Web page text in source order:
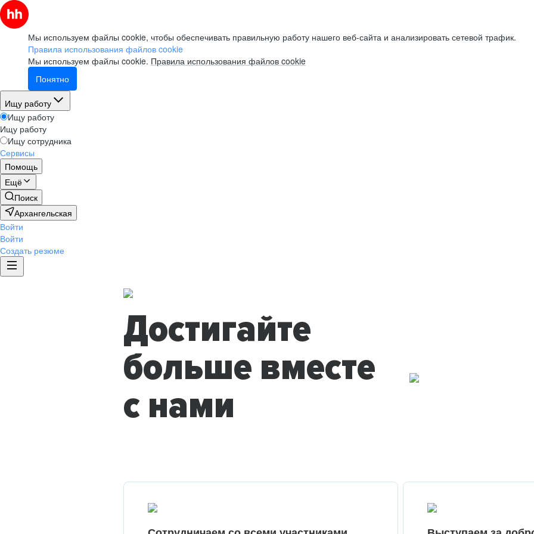
Мы используем файлы cookie, чтобы обеспечивать правильную работу нашего веб-сайта и анализировать сетевой трафик.
Правила использования файлов cookie
Мы используем файлы cookie. Правила использования файлов cookie
Понятно
Ищу работу
Ищу работу
Ищу работу
Ищу сотрудника
Сервисы
Помощь
Ещё
Поиск
Архангельская
Войти
Войти
Создать резюме
Достигайте
больше вместе
с нами